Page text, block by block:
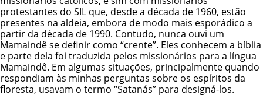
protestantes do SIL que, desde a década de 1960, estão
presentes na aldeia, embora de modo mais esporádico a
partir da década de 1990. Contudo, nunca ouvi um
Mamaindê se definir como “crente”. Eles conhecem a bíblia
e parte dela foi traduzida pelos missionários para a língua
Mamaindê. Em algumas situações, principalmente quando
respondiam às minhas perguntas sobre os espíritos da
floresta, usavam o termo “Satanás” para designá-los.